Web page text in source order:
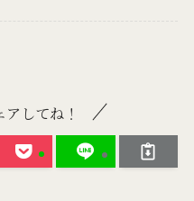
してね！